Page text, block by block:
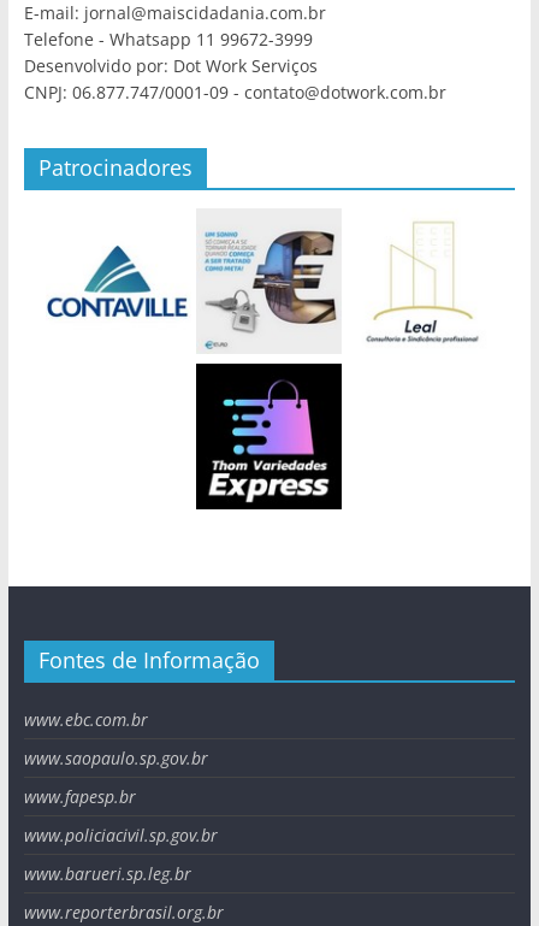
E-mail: jornal@maiscidadania.com.br
Telefone - Whatsapp 11 99672-3999
Desenvolvido por: Dot Work Serviços
CNPJ: 06.877.747/0001-09 - contato@dotwork.com.br
Patrocinadores
Fontes de Informação
www.ebc.com.br
www.saopaulo.sp.gov.br
www.fapesp.br
www.policiacivil.sp.gov.br
www.barueri.sp.leg.br
www.reporterbrasil.org.br